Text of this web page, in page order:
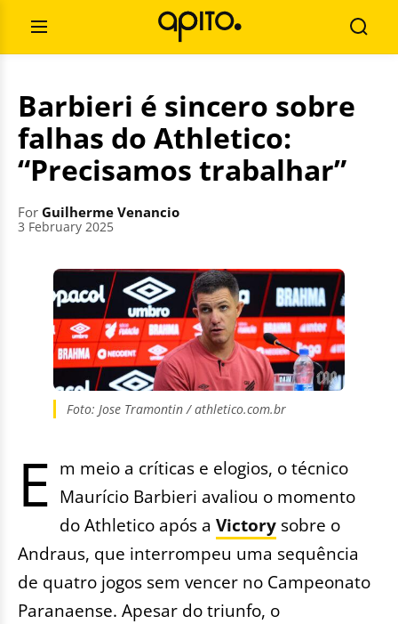
contentOpen
Menu
for:
Barbieri é sincero sobre
falhas do Athletico:
“Precisamos trabalhar”
For Guilherme Venancio
3 February 2025
Foto: Jose Tramontin / athletico.com.br
E m meio a críticas e elogios, o técnico
Maurício Barbieri avaliou o momento
do Athletico após aVictory sobre o
Andraus, que interrompeu uma sequência
de quatro jogos sem vencer no Campeonato
Paranaense. Apesar do triunfo, o